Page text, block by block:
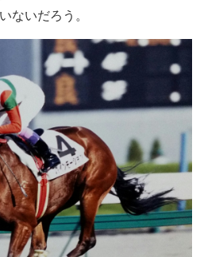
ないだろう。